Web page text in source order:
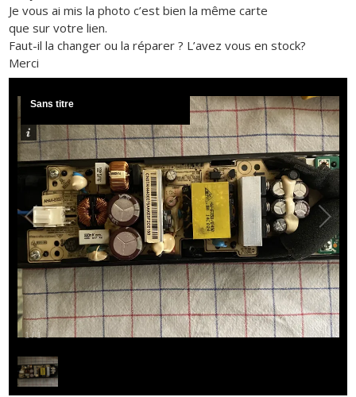
Je vous ai mis la photo c’est bien la même carte
que sur votre lien.
Faut-il la changer ou la réparer ? L’avez vous en stock?
Merci
1 / 1
Sans titre